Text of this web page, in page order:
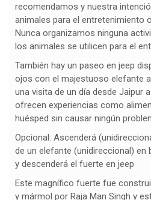
recomendamos y nuestra
animales para el entretenimiento
Nunca organizamos ninguna
los animales se utilicen para el
También hay un paseo en jeep
ojos con el majestuoso elefante
una visita de un día desde Jaipur
ofrecen experiencias como
huésped sin causar ningún
Opcional: Ascenderá
de un elefante (unidireccional)
y descenderá el fuerte en jeep
Este magnífico fuerte fue
y mármol por Raja Man Singh y